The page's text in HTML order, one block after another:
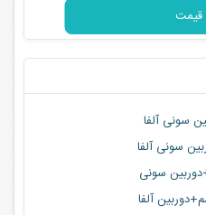
قیمت
سونی آلفا
سونی آلفا
سونی
آلفا